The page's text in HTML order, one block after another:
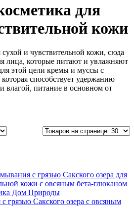
для
кожи
и чувствительной кожи, сюда
лица, которые питают и увлажняют
этой цели кремы и муссы с
способствует удержанию
питание в основном от
грязью Сакского озера с овсяным